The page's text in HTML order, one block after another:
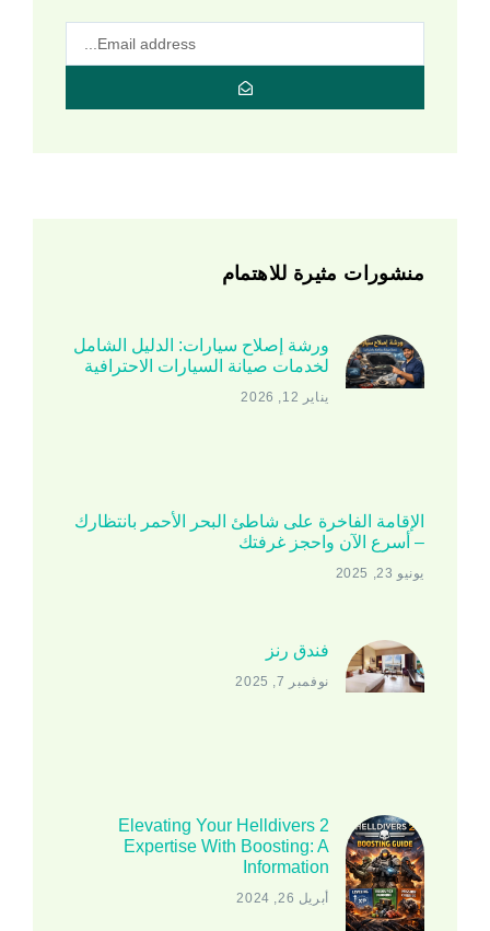
منشورات مثيرة للاهتمام
ورشة إصلاح سيارات: الدليل الشامل
لخدمات صيانة السيارات الاحترافية
يناير 12, 2026
الإقامة الفاخرة على شاطئ البحر الأحمر بانتظارك
– أسرع الآن واحجز غرفتك
يونيو 23, 2025
فندق رنز
نوفمبر 7, 2025
Elevating Your Helldivers 2
Expertise With Boosting: A
Information
أبريل 26, 2024